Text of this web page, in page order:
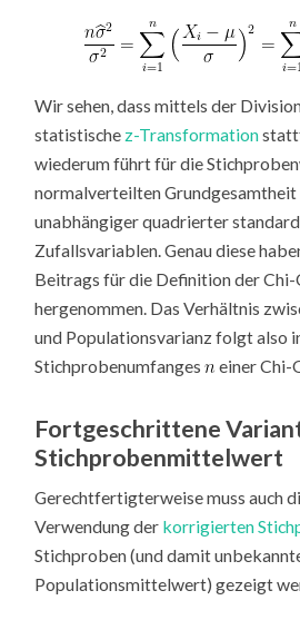
Wir sehen, dass mittels der
statistische z-Transformation
wiederum führt für die
normalverteilten Grundgesamtheit
unabhängiger quadrierter
Zufallsvariablen. Genau diese
Beitrags für die Definition der
hergenommen. Das Verhältnis
und Populationsvarianz folgt also
Stichprobenumfanges
einer Chi-
Fortgeschrittene
Stichprobenmittelwert
Gerechtfertigterweise muss auch
Verwendung der korrigierten
Stichproben (und damit
Populationsmittelwert) gezeigt